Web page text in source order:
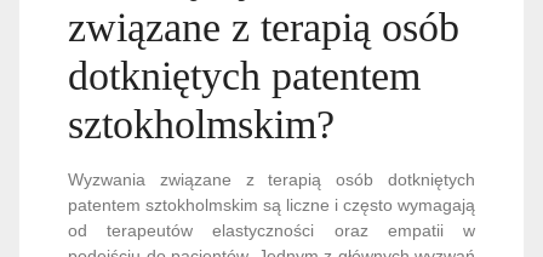
związane z terapią osób
dotkniętych patentem
sztokholmskim?
Wyzwania związane z terapią osób dotkniętych
patentem sztokholmskim są liczne i często wymagają
od terapeutów elastyczności oraz empatii w